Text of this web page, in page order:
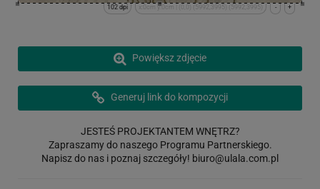
+
-
x:0cm y:0cm | (0,0) (5992,3995) (5992,3995)
102 dpi
Powiększ zdjęcie
Generuj link do kompozycji
JESTEŚ PROJEKTANTEM WNĘTRZ?
Zapraszamy do naszego Programu Partnerskiego.
Napisz do nas i poznaj szczegóły! biuro@ulala.com.pl